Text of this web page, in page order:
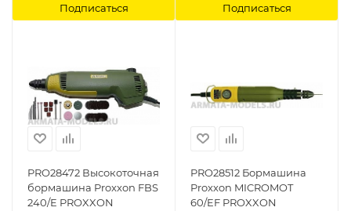
Подписаться Подписаться
PRO28472 Высокоточная
бормашина Proxxon FBS
240/E PROXXON
PRO28512 Бормашина
Proxxon MICROMOT
60/EF PROXXON